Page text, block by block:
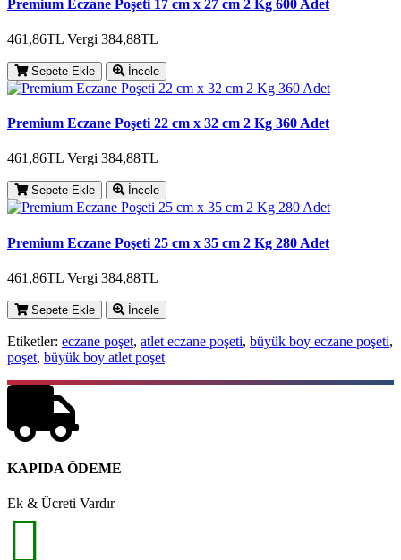
Premium Eczane Poşeti 17 cm x 27 cm 2 Kg 600 Adet
461,86TL Vergi 384,88TL
Sepete Ekle İncele
Premium Eczane Poşeti 22 cm x 32 cm 2 Kg 360 Adet
461,86TL Vergi 384,88TL
Sepete Ekle İncele
Premium Eczane Poşeti 25 cm x 35 cm 2 Kg 280 Adet
461,86TL Vergi 384,88TL
Sepete Ekle İncele
Etiketler: eczane poşet, atlet eczane poşeti, büyük boy eczane poşeti,
poşet, büyük boy atlet poşet
KAPIDA ÖDEME
Ek & Ücreti Vardır